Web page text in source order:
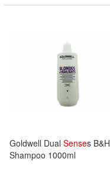
Goldwell Dual Senses B&H
Shampoo 1000ml